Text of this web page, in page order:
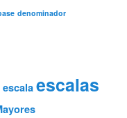
denominador
escala escalas